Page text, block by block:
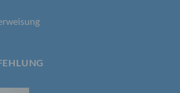
ausgeführte Vorgang
Vorgangsreihe im
Auslesen, das Abfragen, die
Offenlegung durch Übermittlung,
eine andere Form der